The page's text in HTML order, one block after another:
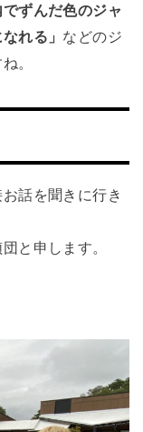
でずんだ色のジャ
れる」 などのジ
。
話を聞きに行き
と申します。